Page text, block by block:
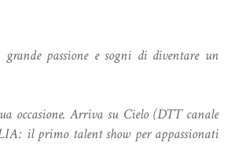
passione e sogni di diventare un
occasione. Arriva su Cielo (DTT canale
il primo talent show per appassionati